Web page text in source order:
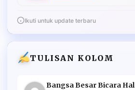
Ikuti untuk update terbaru
TULISAN KOLOM
Bangsa Besar Bicara